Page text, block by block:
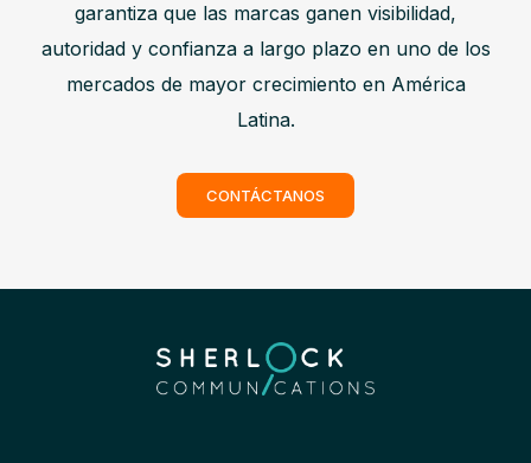
garantiza que las marcas ganen visibilidad,
autoridad y confianza a largo plazo en uno de los
mercados de mayor crecimiento en América
Latina.
CONTÁCTANOS